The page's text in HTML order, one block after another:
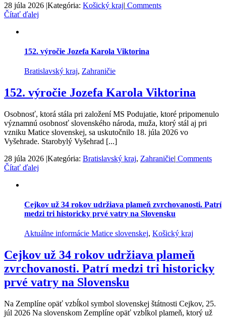
28 júla 2026 |Kategória: Košický kraj| Comments
Čítať ďalej
152. výročie Jozefa Karola Viktorina
Bratislavský kraj, Zahraničie
152. výročie Jozefa Karola Viktorina
Osobnosť, ktorá stála pri založení MS Podujatie, ktoré pripomenulo
významnú osobnosť slovenského národa, muža, ktorý stál aj pri
vzniku Matice slovenskej, sa uskutočnilo 18. júla 2026 vo
Vyšehrade. Starobylý Vyšehrad [...]
28 júla 2026 |Kategória: Bratislavský kraj, Zahraničie| Comments
Čítať ďalej
Cejkov už 34 rokov udržiava plameň zvrchovanosti. Patrí
medzi tri historicky prvé vatry na Slovensku
Aktuálne informácie Matice slovenskej, Košický kraj
Cejkov už 34 rokov udržiava plameň
zvrchovanosti. Patrí medzi tri historicky
prvé vatry na Slovensku
Na Zemplíne opäť vzbĺkol symbol slovenskej štátnosti Cejkov, 25.
júl 2026 Na slovenskom Zemplíne opäť vzbĺkol plameň, ktorý už